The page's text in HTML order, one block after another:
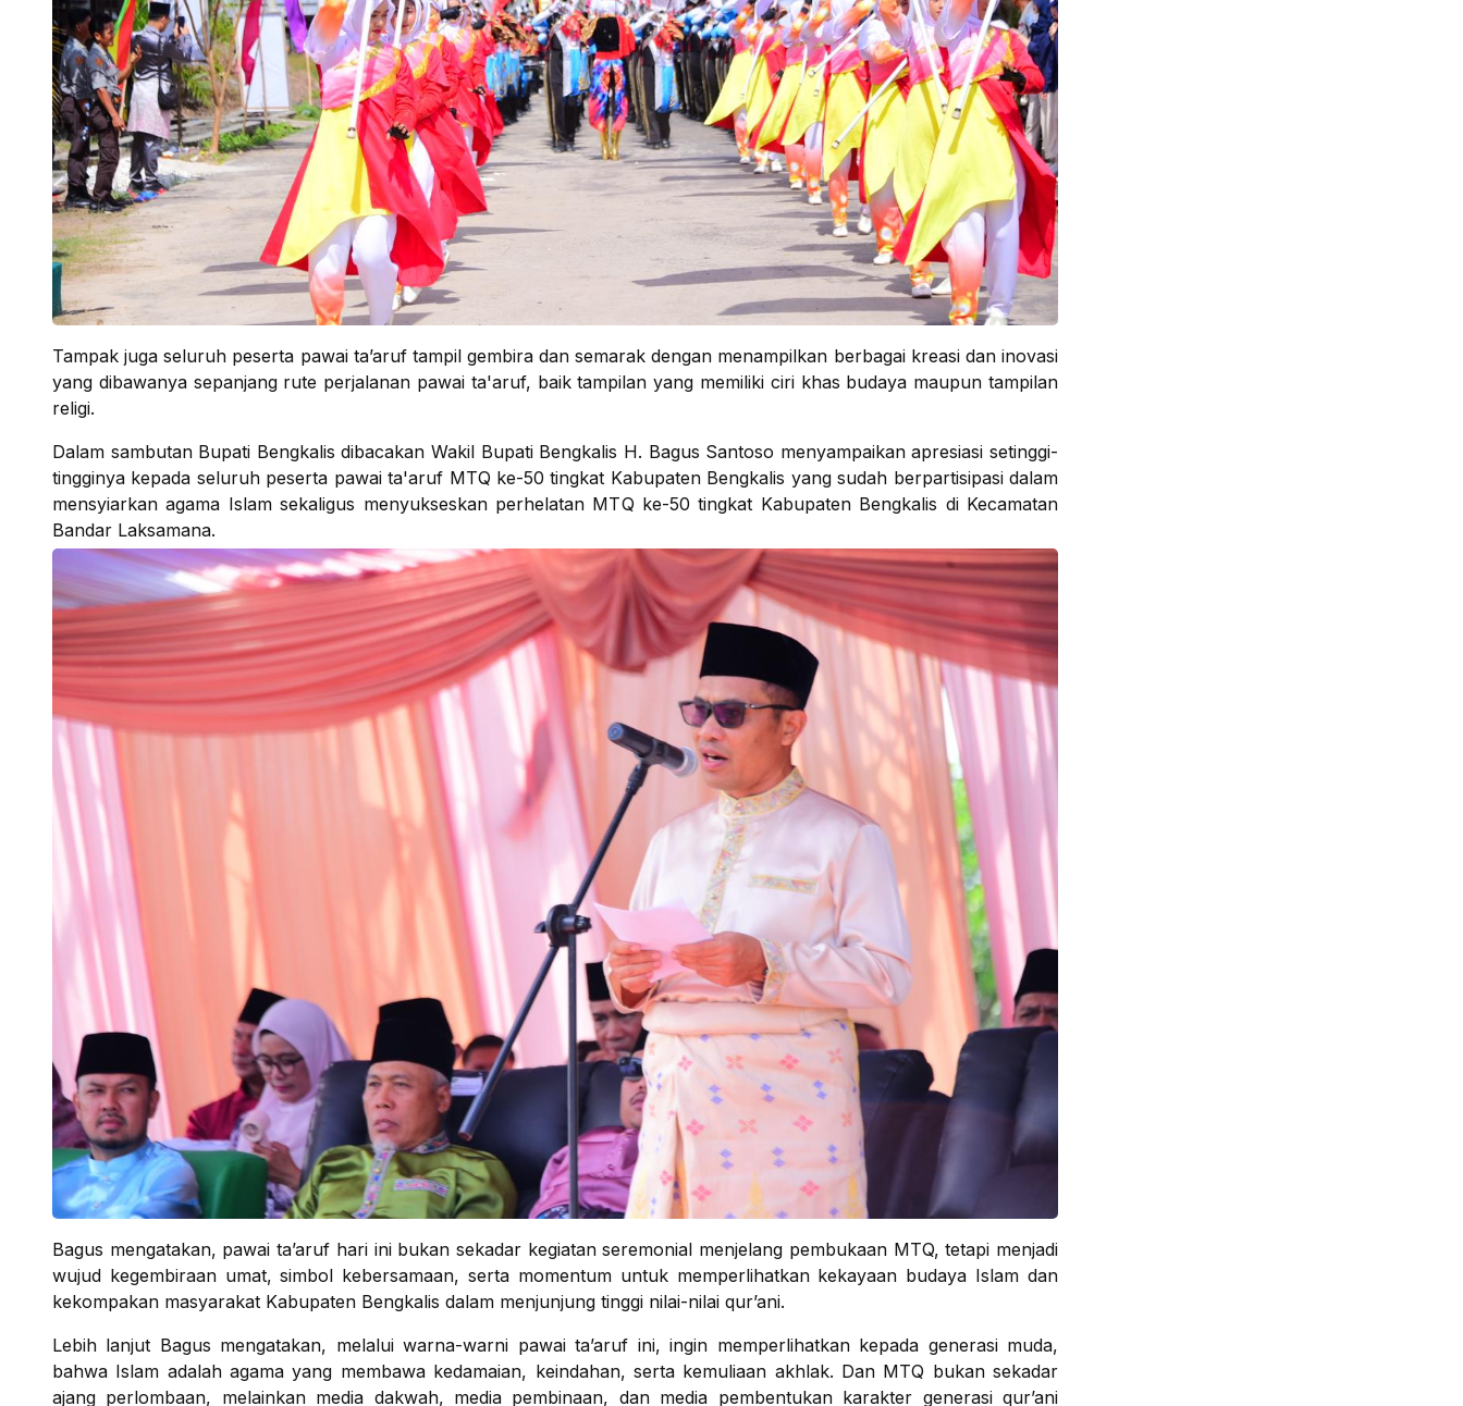
Tampak juga seluruh peserta pawai ta’aruf tampil gembira dan semarak dengan menampilkan berbagai kreasi dan inovasi
yang dibawanya sepanjang rute perjalanan pawai ta'aruf, baik tampilan yang memiliki ciri khas budaya maupun tampilan
religi.
Dalam sambutan Bupati Bengkalis dibacakan Wakil Bupati Bengkalis H. Bagus Santoso menyampaikan apresiasi setinggi-
tingginya kepada seluruh peserta pawai ta'aruf MTQ ke-50 tingkat Kabupaten Bengkalis yang sudah berpartisipasi dalam
mensyiarkan agama Islam sekaligus menyukseskan perhelatan MTQ ke-50 tingkat Kabupaten Bengkalis di Kecamatan
Bandar Laksamana.
Bagus mengatakan, pawai ta’aruf hari ini bukan sekadar kegiatan seremonial menjelang pembukaan MTQ, tetapi menjadi
wujud kegembiraan umat, simbol kebersamaan, serta momentum untuk memperlihatkan kekayaan budaya Islam dan
kekompakan masyarakat Kabupaten Bengkalis dalam menjunjung tinggi nilai-nilai qur’ani.
Lebih lanjut Bagus mengatakan, melalui warna-warni pawai ta’aruf ini, ingin memperlihatkan kepada generasi muda,
bahwa Islam adalah agama yang membawa kedamaian, keindahan, serta kemuliaan akhlak. Dan MTQ bukan sekadar
ajang perlombaan, melainkan media dakwah, media pembinaan, dan media pembentukan karakter generasi qur’ani